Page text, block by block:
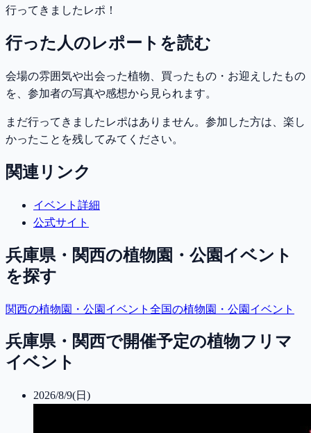
行ってきましたレポ！
行った人のレポートを読む
会場の雰囲気や出会った植物、買ったもの・お迎えしたもの
を、参加者の写真や感想から見られます。
まだ行ってきましたレポはありません。参加した方は、楽し
かったことを残してみてください。
関連リンク
イベント詳細
公式サイト
兵庫県・関西の植物園・公園イベント
を探す
関西の植物園・公園イベント 全国の植物園・公園イベント
兵庫県・関西で開催予定の植物フリマ
イベント
2026/8/9(日)